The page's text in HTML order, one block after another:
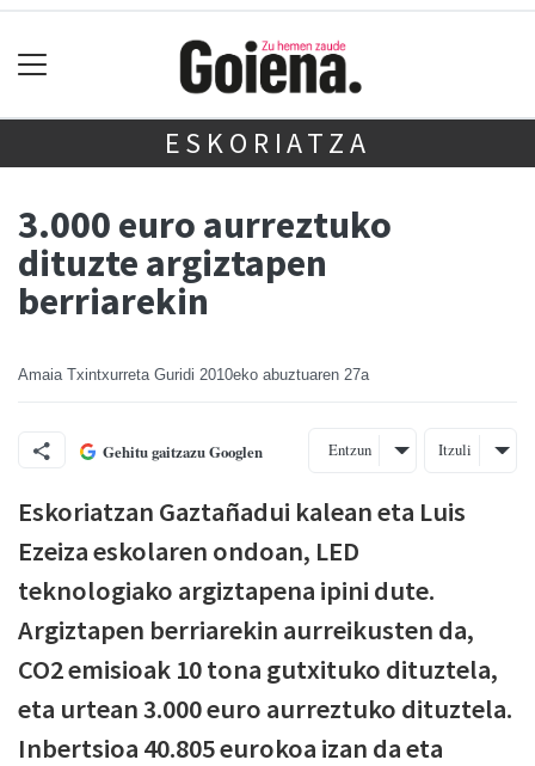
ESKORIATZA
3.000 euro aurreztuko
dituzte argiztapen
berriarekin
Amaia Txintxurreta Guridi 2010eko abuztuaren 27a
Gehitu gaitzazu Googlen Entzun Itzuli
Eskoriatzan Gaztañadui kalean eta Luis
Ezeiza eskolaren ondoan, LED
teknologiako argiztapena ipini dute.
Argiztapen berriarekin aurreikusten da,
CO2 emisioak 10 tona gutxituko dituztela,
eta urtean 3.000 euro aurreztuko dituztela.
Inbertsioa 40.805 eurokoa izan da eta